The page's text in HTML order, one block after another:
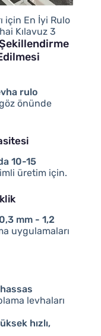
için En İyi Rulo
Kılavuz 3
Şekillendirme
rulo
önünde
10-15
üretim için.
0,3 mm - 1,2
uygulamaları
levhaları
hızlı,